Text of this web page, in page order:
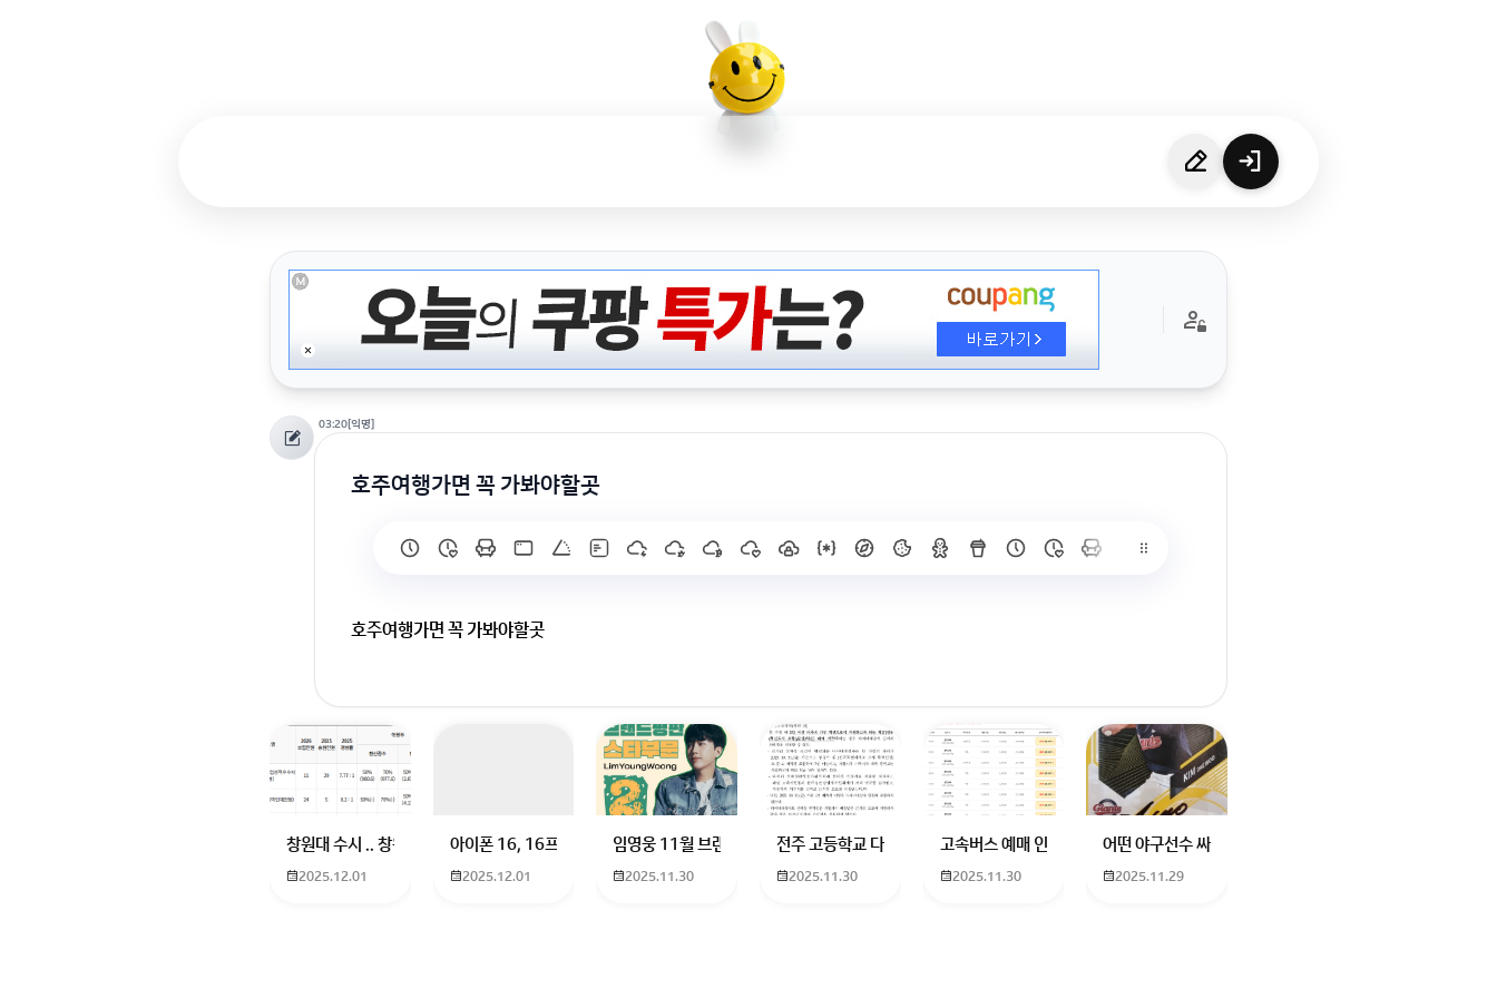
03:20[익명]
호주여행가면 꼭 가봐야할곳
호주여행가면 꼭 가봐야할곳
회원가입 혹은 광고 [X]를 누르면 내용이 보입니다
창원대 수시 .. 창원대를 목표로 하고 있는 09년생입니다 지금 제 내신이 5등급제 기준으로
2025.12.01
아이폰 16, 16프로 케이스 호환 가능한가요? 16을 쓰고 있는데 일반형은 케이스가 많이 없고 프로형은 많아서
2025.12.01
임영웅 11월 브랜드평판 순위 알고싶어요 임영웅 11월 브랜드평판에서 스타부문에서의 임영웅 순위 알고싶어요
2025.11.30
전주 고등학교 다자녀 제가 2027학년도 고등학교 입학생인데요 지망하는 학교가 전주 한일고인데 1. 다자녀
2025.11.30
고속버스 예매 인천공항에서 대전으로 가는 버스를 이용하려하는데 버스 노선이 인천
2025.11.30
어떤 야구선수 싸인일까요? 제가 옛날에 롯데 자이언츠 선수
2025.11.29